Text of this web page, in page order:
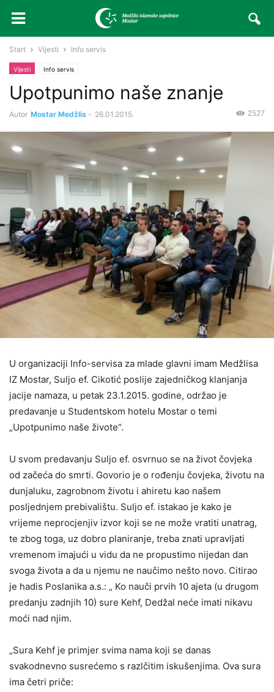
Start Vijesti Info servis
Vijesti Info servis
Upotpunimo naše znanje
Autor Mostar Medžlis - 26.01.2015. 2527
U organizaciji Info-servisa za mlade glavni imam Medžlisa
IZ Mostar, Suljo ef. Cikotić poslije zajedničkog klanjanja
jacije namaza, u petak 23.1.2015. godine, održao je
predavanje u Studentskom hotelu Mostar o temi
„Upotpunimo naše živote“.
U svom predavanju Suljo ef. osvrnuo se na život čovjeka
od začeća do smrti. Govorio je o rođenju čovjeka, životu na
dunjaluku, zagrobnom životu i ahiretu kao našem
posljednjem prebivalištu. Suljo ef. istakao je kako je
vrijeme neprocjenjiv izvor koji se ne može vratiti unatrag,
te zbog toga, uz dobro planiranje, treba znati upravljati
vremenom imajući u vidu da ne propustimo nijedan dan
svoga života a da u njemu ne naučimo nešto novo. Citirao
je hadis Poslanika a.s.: „ Ko nauči prvih 10 ajeta (u drugom
predanju zadnjih 10) sure Kehf, Dedžal neće imati nikavu
moći nad njim.
„Sura Kehf je primjer svima nama koji se danas
svakodnevno susrećemo s razlčitim iskušenjima. Ova sura
ima četri priče: